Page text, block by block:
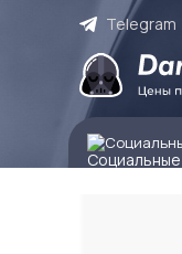
Telegram